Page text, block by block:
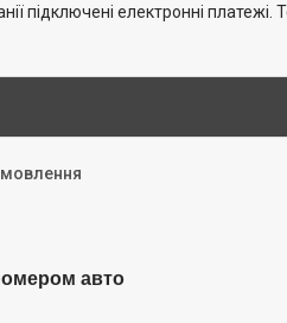
підключені електронні
авто